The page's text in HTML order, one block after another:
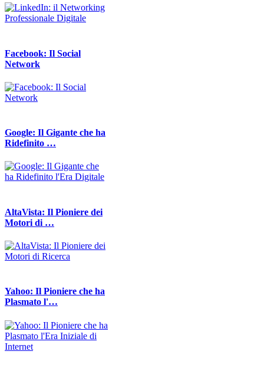
Facebook: Il Social
Network
Google: Il Gigante che ha
Ridefinito …
AltaVista: Il Pioniere dei
Motori di …
Yahoo: Il Pioniere che ha
Plasmato l'…